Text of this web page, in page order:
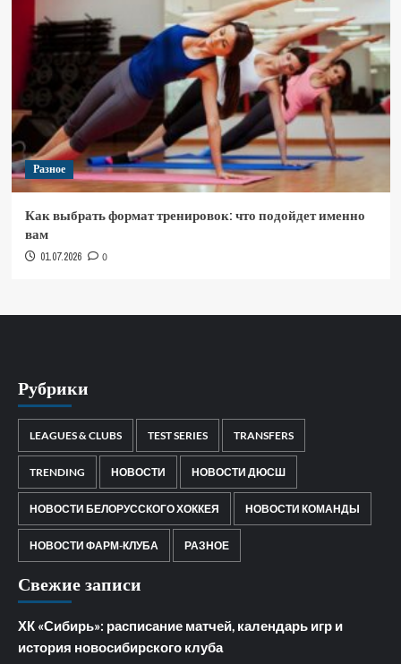
Разное
Как выбрать формат тренировок: что подойдет именно
вам
01.07.2026 0
Рубрики
LEAGUES & CLUBS TEST SERIES TRANSFERS
TRENDING НОВОСТИ НОВОСТИ ДЮСШ
НОВОСТИ БЕЛОРУССКОГО ХОККЕЯ НОВОСТИ КОМАНДЫ
НОВОСТИ ФАРМ-КЛУБА РАЗНОЕ
Свежие записи
ХК «Сибирь»: расписание матчей, календарь игр и
история новосибирского клуба